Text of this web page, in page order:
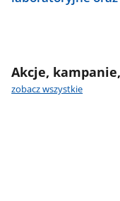
Akcje,
zobacz wszystkie